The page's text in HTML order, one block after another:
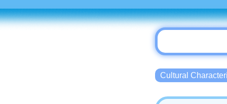
Cultural